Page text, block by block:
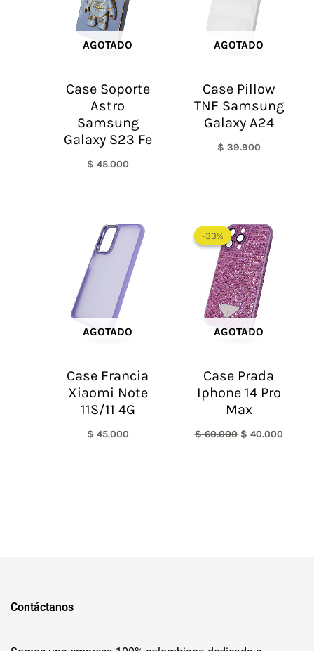
AGOTADO
Case Soporte
Astro
Samsung
Galaxy S23 Fe
$ 45.000
AGOTADO
Case Pillow
TNF Samsung
Galaxy A24
$ 39.900
AGOTADO
Case Francia
Xiaomi Note
11S/11 4G
$ 45.000
-33%
AGOTADO
-33%
Case Prada
Iphone 14 Pro
Max
$60.000
precio
original
era:
$ 60.000.
$ 40.000
Contáctanos